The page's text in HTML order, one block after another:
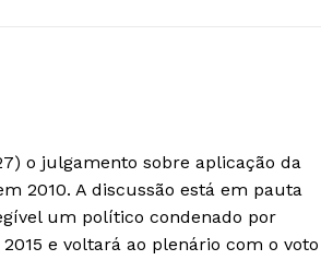
o julgamento sobre aplicação da
2010. A discussão está em pauta
um político condenado por
e voltará ao plenário com o voto